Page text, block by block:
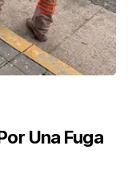
Una Fuga